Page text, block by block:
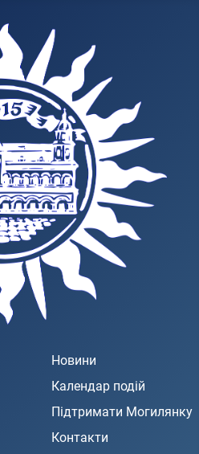
Новини
Календар подій
Підтримати Могилянку
Контакти